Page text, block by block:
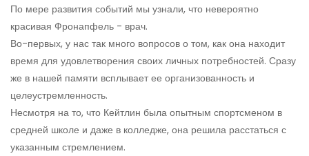
По мере развития событий мы узнали, что невероятно
красивая Фронапфель - врач.
Во-первых, у нас так много вопросов о том, как она находит
время для удовлетворения своих личных потребностей. Сразу
же в нашей памяти всплывает ее организованность и
целеустремленность.
Несмотря на то, что Кейтлин была опытным спортсменом в
средней школе и даже в колледже, она решила расстаться с
указанным стремлением.